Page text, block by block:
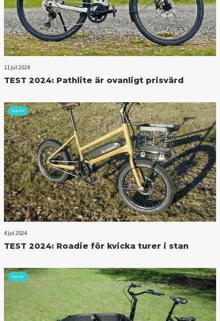
11 jul 2024
TEST 2024: Pathlite är ovanligt prisvärd
tester
4 jul 2024
TEST 2024: Roadie för kvicka turer i stan
tester